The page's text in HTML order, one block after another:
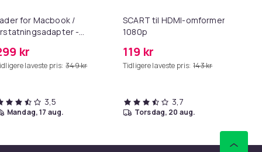
for Macbook /
-
kr
laveste pris: 349 kr
3,5
mandag, 17 aug.
SCART til HDMI-omformer
1080p
119 kr
Tidligere laveste pris: 143 kr
3,7
torsdag, 20 aug.